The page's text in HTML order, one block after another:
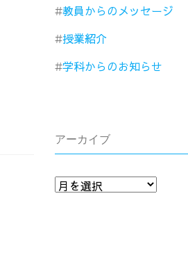
教員からのメッセージ
授業紹介
学科からのお知らせ
アーカイブ